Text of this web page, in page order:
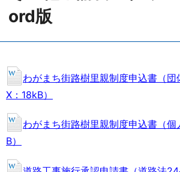
ord版
わがまち街路樹里親制度申込書（
X：18kB）
わがまち街路樹里親制度申込書（
B）